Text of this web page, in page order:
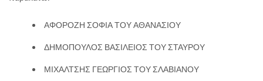
ΑΦΟΡΟΖΗ ΣΟΦΙΑ ΤΟΥ ΑΘΑΝΑΣΙΟΥ
ΔΗΜΟΠΟΥΛΟΣ ΒΑΣΙΛΕΙΟΣ ΤΟΥ ΣΤΑΥΡΟΥ
ΜΙΧΑΛΤΣΗΣ ΓΕΩΡΓΙΟΣ ΤΟΥ ΣΛΑΒΙΑΝΟΥ